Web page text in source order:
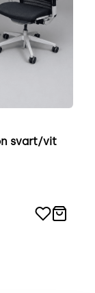
svart/vit